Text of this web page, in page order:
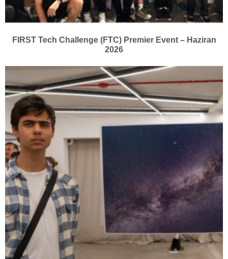
FIRST Tech Challenge (FTC) Premier Event – Haziran
2026